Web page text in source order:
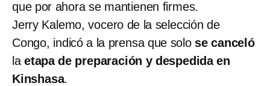
que por ahora se mantienen firmes.
Jerry Kalemo, vocero de la selección de
Congo, indicó a la prensa que solo se canceló
la etapa de preparación y despedida en
Kinshasa.